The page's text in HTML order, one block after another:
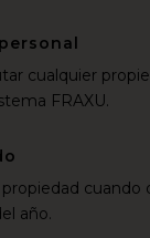
cualquier
FRAXU.
cuando
año.